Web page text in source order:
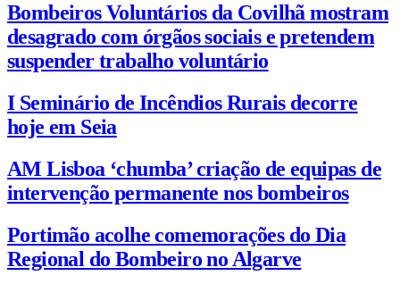
Bombeiros Voluntários da Covilhã mostram
desagrado com órgãos sociais e pretendem
suspender trabalho voluntário
I Seminário de Incêndios Rurais decorre
hoje em Seia
AM Lisboa ‘chumba’ criação de equipas de
intervenção permanente nos bombeiros
Portimão acolhe comemorações do Dia
Regional do Bombeiro no Algarve